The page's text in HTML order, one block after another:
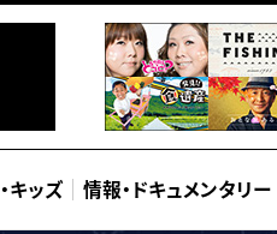
・キッズ 情報・ ドキュメンタリー